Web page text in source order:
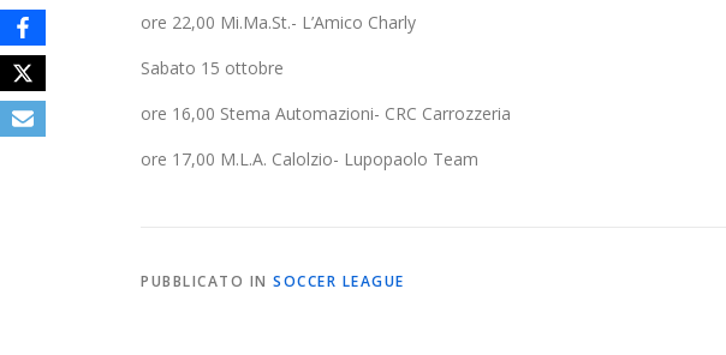
ore 22,00 Mi.Ma.St.- L’Amico Charly
Sabato 15 ottobre
ore 16,00 Stema Automazioni- CRC Carrozzeria
ore 17,00 M.L.A. Calolzio- Lupopaolo Team
PUBBLICATO IN SOCCER LEAGUE